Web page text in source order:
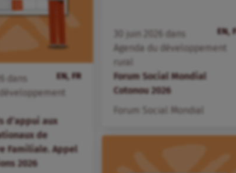
EN, FR
dans
d’appui aux
de
Familiale. Appel
2026
EN,
juin
dans
Agenda du développement
rural
Forum Social Mondial
Cotonou 2026
Forum Social Mondial